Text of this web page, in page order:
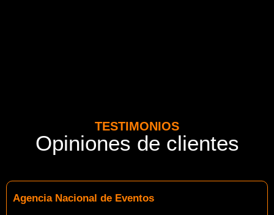
TESTIMONIOS
Opiniones de clientes
Agencia Nacional de Eventos